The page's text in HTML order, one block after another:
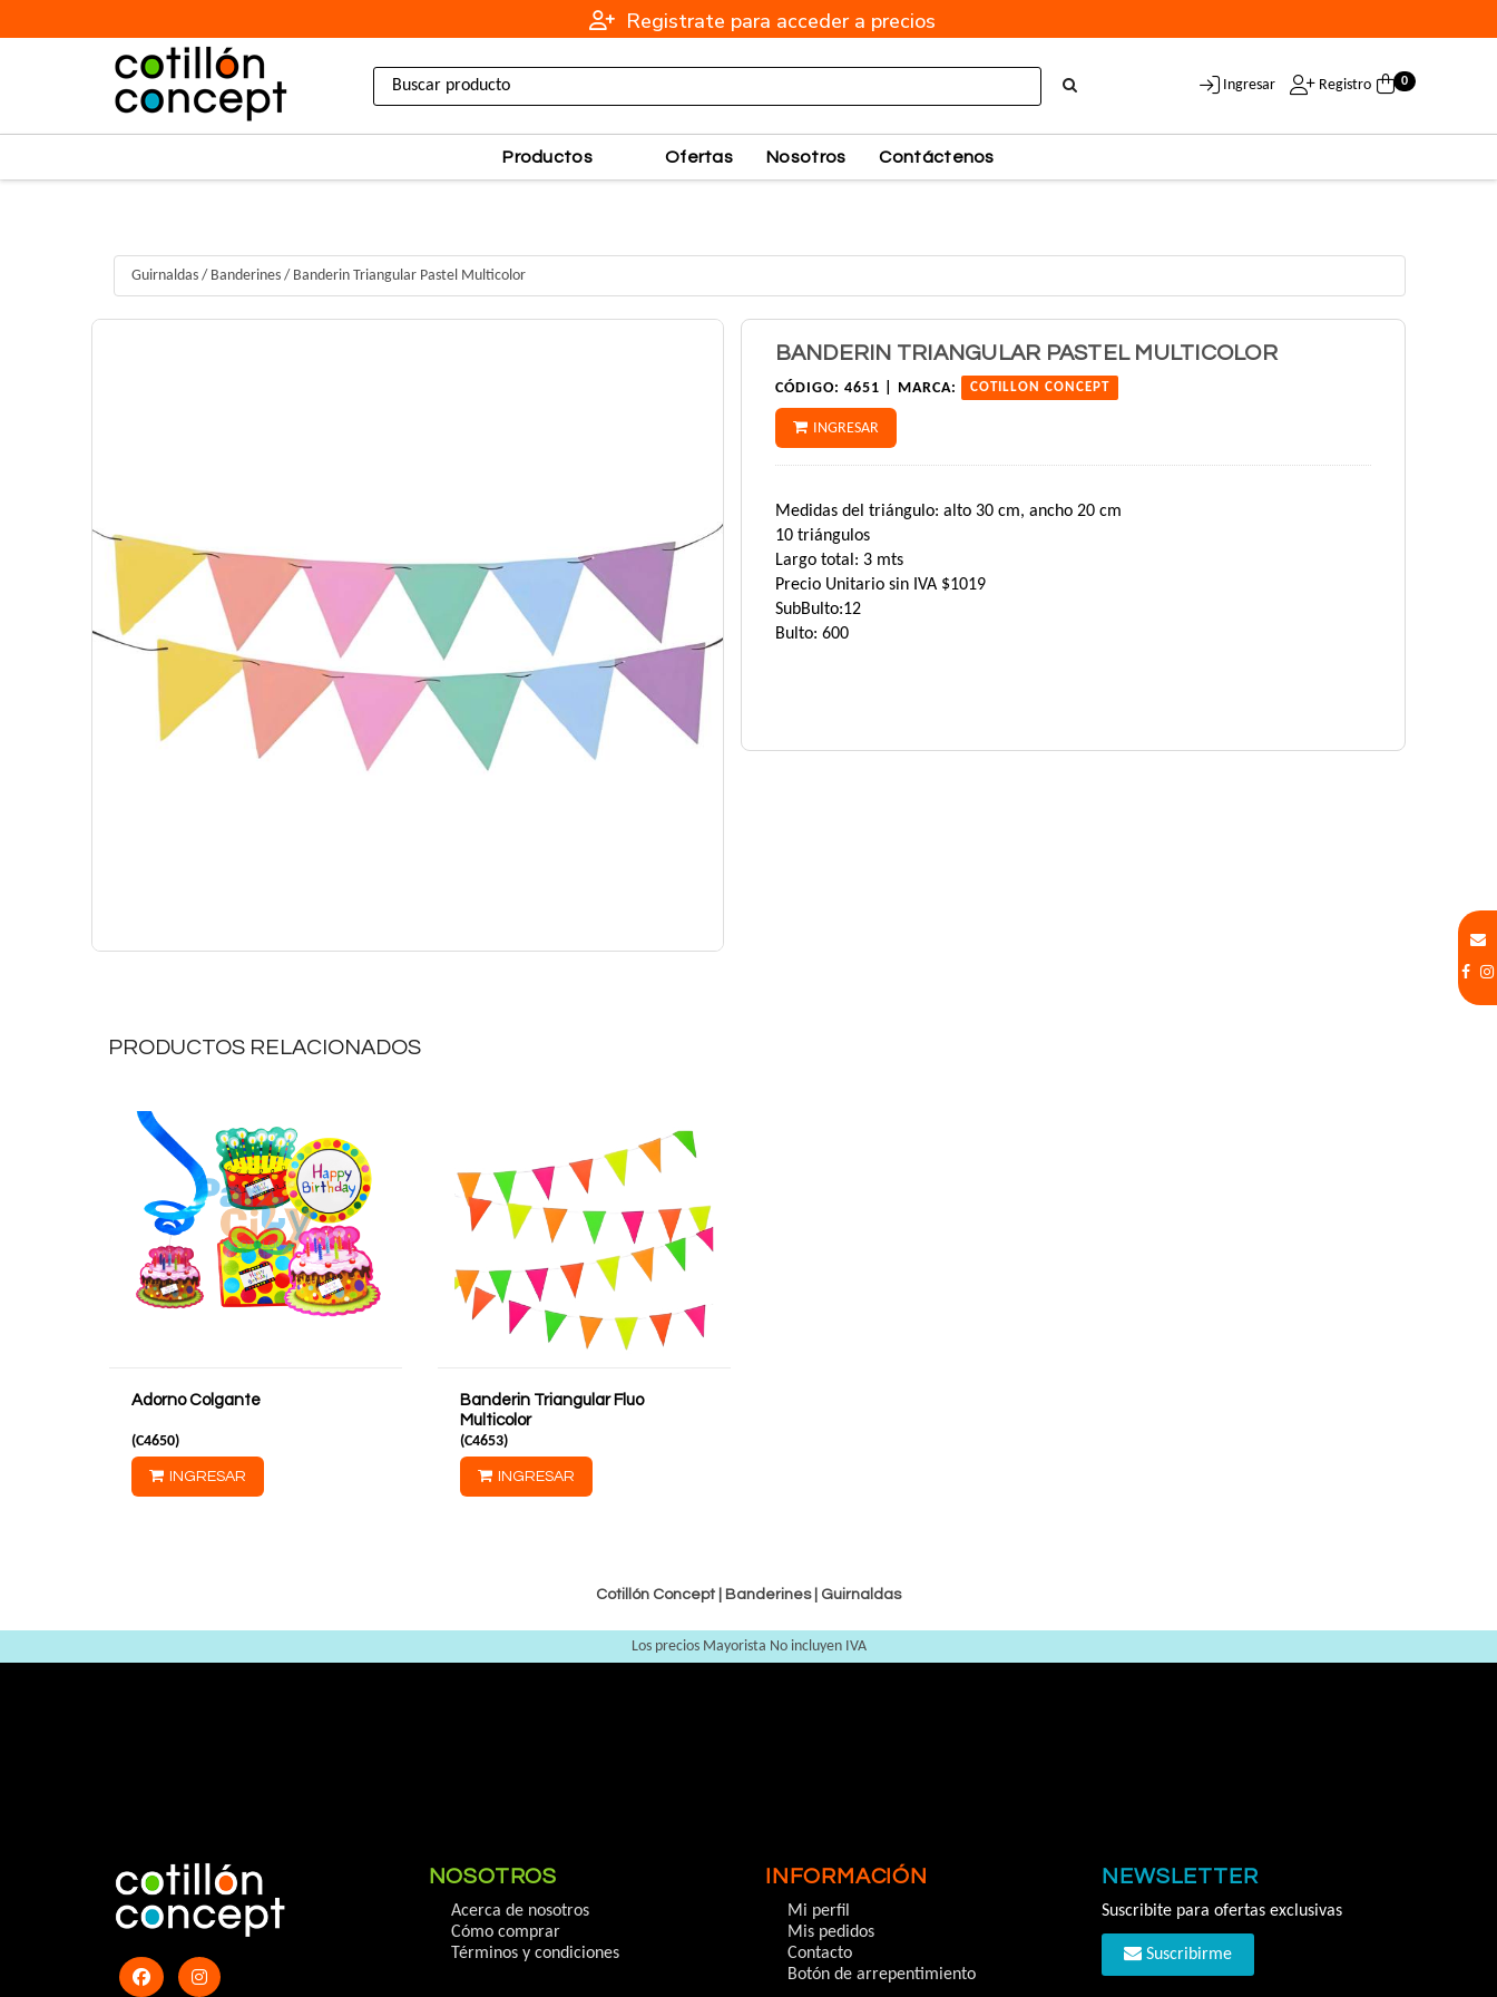
Registrate para acceder a precios
Ingresar Registro 0
Productos Ofertas Nosotros Contáctenos
Guirnaldas / Banderines / Banderin Triangular Pastel Multicolor
BANDERIN TRIANGULAR PASTEL MULTICOLOR
CÓDIGO: 4651 | MARCA: COTILLON CONCEPT
INGRESAR
Medidas del triángulo: alto 30 cm, ancho 20 cm
10 triángulos
Largo total: 3 mts
Precio Unitario sin IVA $1019
SubBulto:12
Bulto: 600
PRODUCTOS RELACIONADOS
Adorno Colgante
(C4650)
INGRESAR
Banderin Triangular Fluo
Multicolor
(C4653)
INGRESAR
Cotillón Concept | Banderines| Guirnaldas
Los precios Mayorista No incluyen IVA
NOSOTROS
Acerca de nosotros
Cómo comprar
Términos y condiciones
INFORMACIÓN
Mi perfil
Mis pedidos
Contacto
Botón de arrepentimiento
NEWSLETTER
Suscribite para ofertas exclusivas
Suscribirme